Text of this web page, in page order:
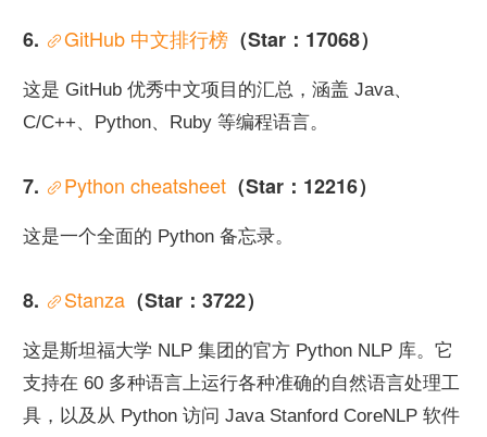
6. GitHub 中文排行榜 （Star：17068）
这是 GitHub 优秀中文项目的汇总，涵盖 Java、
C/C++、Python、Ruby 等编程语言。
7. Python cheatsheet （Star：12216）
这是一个全面的 Python 备忘录。
8. Stanza （Star：3722）
这是斯坦福大学 NLP 集团的官方 Python NLP 库。它
支持在 60 多种语言上运行各种准确的自然语言处理工
具，以及从 Python 访问 Java Stanford CoreNLP 软件